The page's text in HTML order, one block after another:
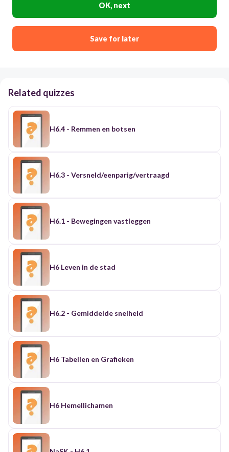
OK, next
Save for later
Related quizzes
H6.4 - Remmen en botsen
H6.3 - Versneld/eenparig/vertraagd
H6.1 - Bewegingen vastleggen
H6 Leven in de stad
H6.2 - Gemiddelde snelheid
H6 Tabellen en Grafieken
H6 Hemellichamen